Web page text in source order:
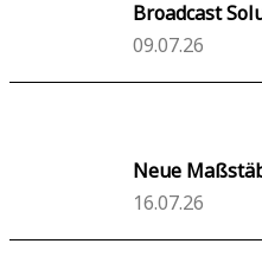
Broadcast
09.07.26
Neue
16.07.26